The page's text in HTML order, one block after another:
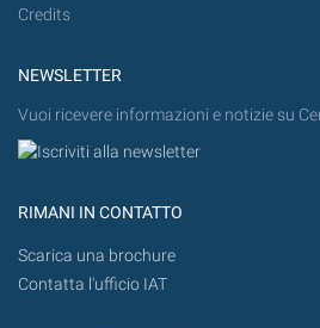
Credits
NEWSLETTER
Vuoi ricevere informazioni e notizie su
RIMANI IN CONTATTO
Scarica una brochure
Contatta l'ufficio IAT